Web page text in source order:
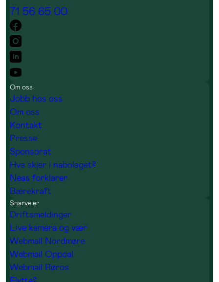
71 56 65 00
Om oss
Jobb hos oss
Om oss
Kontakt
Presse
Sponsorat
Hva skjer i nabolaget?
Neas forklarer
Bærekraft
Snarveier
Driftsmeldinger
Live kamera og vær
Webmail Nordmøre
Webmail Oppdal
Webmail Røros